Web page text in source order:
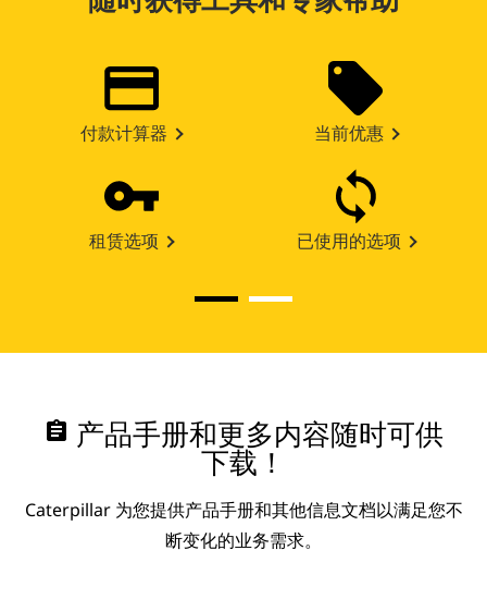
付款计算器 当前优惠
租赁选项 已使用的选项
assignment 产品手册和更多内容随时可供
下载！
Caterpillar 为您提供产品手册和其他信息文档以满足您不
断变化的业务需求。